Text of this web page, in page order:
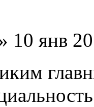
10 янв